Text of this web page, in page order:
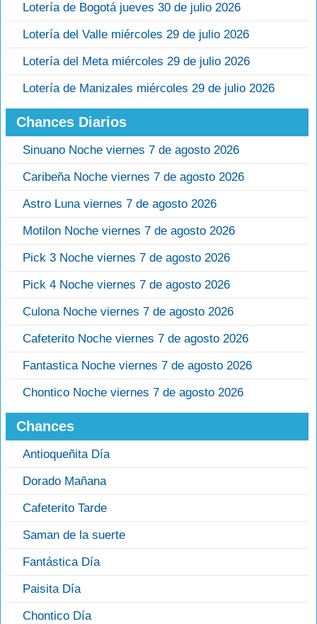
Lotería de Bogotá jueves 30 de julio 2026
Lotería del Valle miércoles 29 de julio 2026
Lotería del Meta miércoles 29 de julio 2026
Lotería de Manizales miércoles 29 de julio 2026
Chances Diarios
Sinuano Noche viernes 7 de agosto 2026
Caribeña Noche viernes 7 de agosto 2026
Astro Luna viernes 7 de agosto 2026
Motilon Noche viernes 7 de agosto 2026
Pick 3 Noche viernes 7 de agosto 2026
Pick 4 Noche viernes 7 de agosto 2026
Culona Noche viernes 7 de agosto 2026
Cafeterito Noche viernes 7 de agosto 2026
Fantastica Noche viernes 7 de agosto 2026
Chontico Noche viernes 7 de agosto 2026
Chances
Antioqueñita Día
Dorado Mañana
Cafeterito Tarde
Saman de la suerte
Fantástica Día
Paisita Día
Chontico Día